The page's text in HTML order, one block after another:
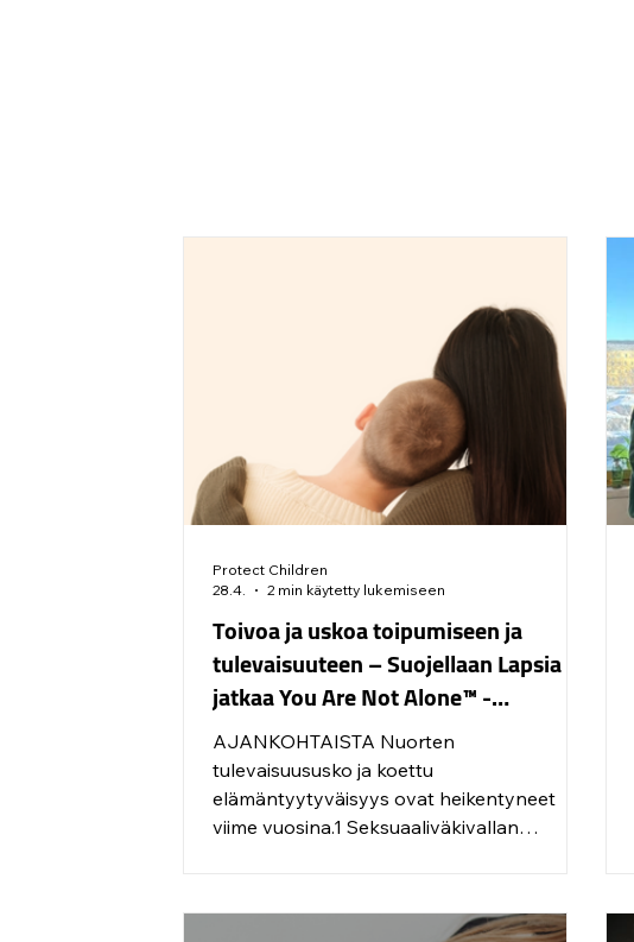
Toivoa ja uskoa toipumiseen ja
tulevaisuuteen – Suojellaan Lapsia ry
jatkaa You Are Not Alone™ -
vertaistukitoimintaa lapsuudessaan
seksuaaliväkivaltaa kokeneille 18–
29-vuotiaille nuorille aikuisille
AJANKOHTAISTA Nuorten
tulevaisuususko ja koettu
elämäntyytyväisyys ovat heikentyneet
viime vuosina.1 Seksuaaliväkivallan
toiveikkuutta nuorten arjessa. Vertaistuki
Protect Children
28.4.
2 min käytetty lukemiseen